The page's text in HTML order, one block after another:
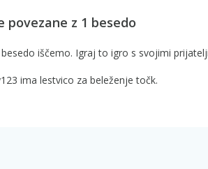
povezane z 1 besedo
iščemo. Igraj to igro s svojimi
ima lestvico za beleženje točk.